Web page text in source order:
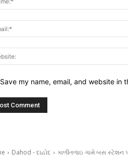
Save my name, email, and website in